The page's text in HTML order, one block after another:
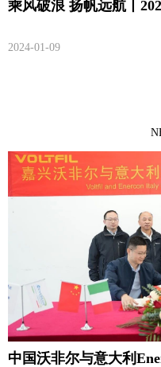
乘风破浪 扬帆远航丨
2024-01-09
中国沃非尔与意大利